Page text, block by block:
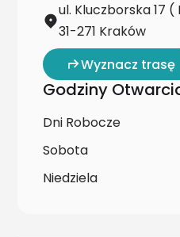
ul. Kluczborska 17 (
31-271 Kraków
Wyznacz trasę
Godziny
Dni Robocze
Sobota
Niedziela